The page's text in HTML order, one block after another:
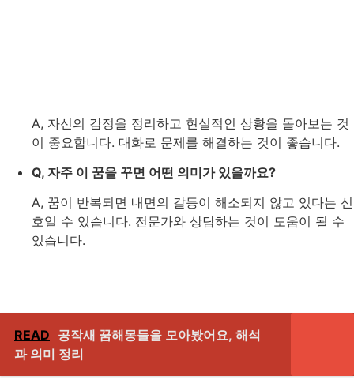
A, 자신의 감정을 정리하고 현실적인 상황을 돌아보는 것
이 중요합니다. 대화로 문제를 해결하는 것이 좋습니다.
Q, 자주 이 꿈을 꾸면 어떤 의미가 있을까요?
A, 꿈이 반복되면 내면의 갈등이 해소되지 않고 있다는 신
호일 수 있습니다. 전문가와 상담하는 것이 도움이 될 수
있습니다.
READ 공작새 꿈해몽들을 모아봤어요, 해석
과 의미 정리